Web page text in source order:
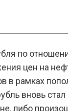
по
цен на
в рамках
вновь
либо